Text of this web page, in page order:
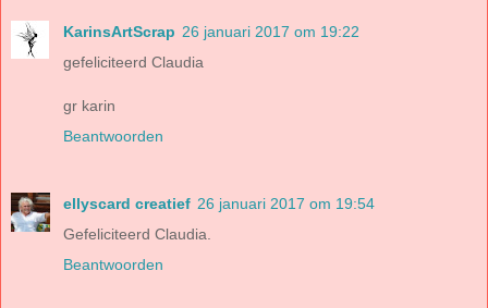
KarinsArtScrap 26 januari 2017 om 19:22
gefeliciteerd Claudia
gr karin
Beantwoorden
ellyscard creatief 26 januari 2017 om 19:54
Gefeliciteerd Claudia.
Beantwoorden